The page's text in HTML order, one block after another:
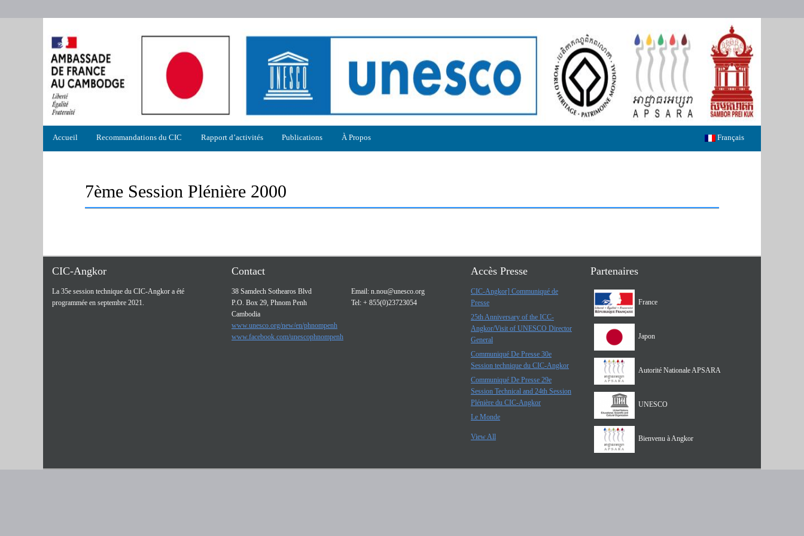
principal
Accueil Recommandations du CIC Rapport d’activités Publications À Propos Français
7ème Session Plénière 2000
CIC-Angkor
La 35e session technique du CIC-Angkor a été
programmée en septembre 2021.
Contact
38 Samdech Sothearos Blvd
P.O. Box 29, Phnom Penh
Cambodia
www.unesco.org/new/en/phnompenh
www.facebook.com/unescophnompenh
Email: n.nou@unesco.org
Tel: + 855(0)23723054
Accès Presse
CIC-Angkor] Communiqué de
Presse
25th Anniversary of the ICC-
Angkor/Visit of UNESCO Director
General
Communiqué De Presse 30e
Session technique du CIC-Angkor
Communiqué De Presse 29e
Session Technical and 24th Session
Plénière du CIC-Angkor
Le Monde
View All
Partenaires
France
Japon
Autorité Nationale APSARA
UNESCO
Bienvenu à Angkor